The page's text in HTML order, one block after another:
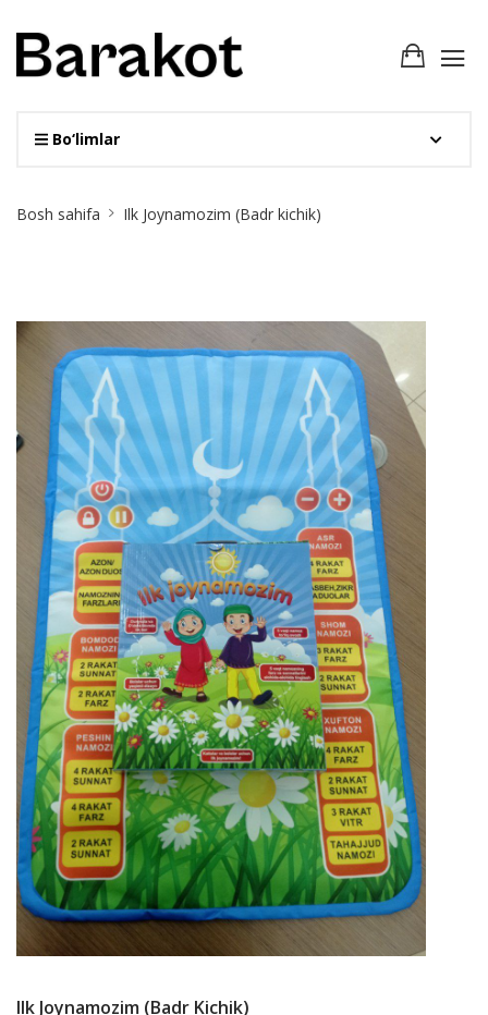
Bo‘limlar
Breadcrumb
Bosh sahifa Ilk Joynamozim (Badr kichik)
Ilk Joynamozim (Badr Kichik)